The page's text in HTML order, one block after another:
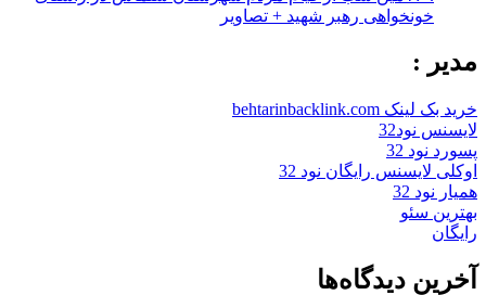
خونخواهی رهبر شهید + تصاویر
مدیر :
خرید بک لینک behtarinbacklink.com
لایسنس نود32
پسورد نود 32
اوکلی لایسنس رایگان نود 32
همیار نود 32
بهترین سئو
رایگان
آخرین دیدگاه‌ها